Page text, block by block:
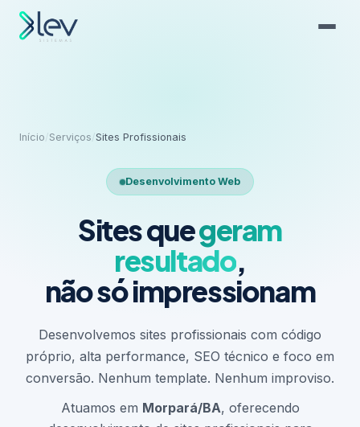
Início Serviços Sites Profissionais
Desenvolvimento Web
Sites quegeram
resultado,
não só impressionam
Desenvolvemos sites profissionais com código
próprio, alta performance, SEO técnico e foco em
conversão. Nenhum template. Nenhum improviso.
Atuamos em Morpará/BA, oferecendo